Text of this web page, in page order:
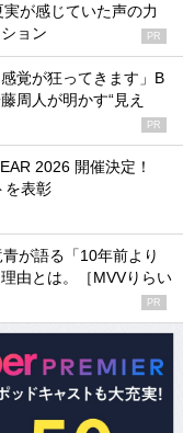
が感じていた声の力
ョン
PR
覚が狂ってきます」B
周人が明かす“見え
PR
2026 開催決定！
を表彰
が語る「10年前より
由とは。［MVVりらい
PR